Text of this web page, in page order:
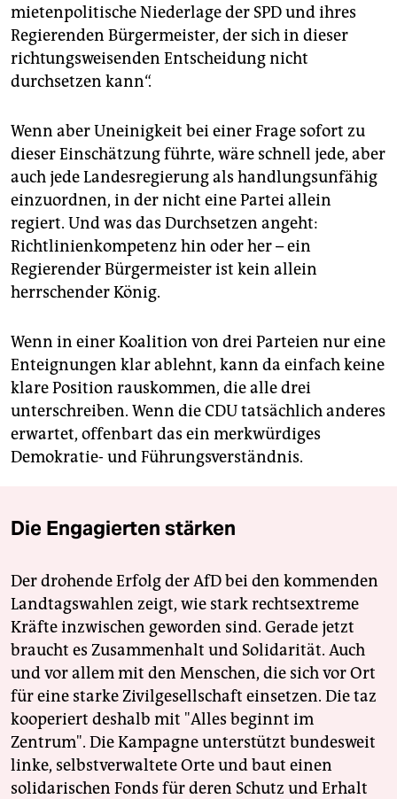
mietenpolitische Niederlage der SPD und ihres
Regierenden Bürgermeister, der sich in dieser
richtungsweisenden Entscheidung nicht
durchsetzen kann“.
Wenn aber Uneinigkeit bei einer Frage sofort zu
dieser Einschätzung führte, wäre schnell jede, aber
auch jede Landesregierung als handlungsunfähig
einzuordnen, in der nicht eine Partei allein
regiert. Und was das Durchsetzen angeht:
Richtlinienkompetenz hin oder her – ein
Regierender Bürgermeister ist kein allein
herrschender König.
Wenn in einer Koalition von drei Parteien nur eine
Enteignungen klar ablehnt, kann da einfach keine
klare Position rauskommen, die alle drei
unterschreiben. Wenn die CDU tatsächlich anderes
erwartet, offenbart das ein merkwürdiges
Demokratie- und Führungsverständnis.
Die Engagierten stärken
Der drohende Erfolg der AfD bei den kommenden
Landtagswahlen zeigt, wie stark rechtsextreme
Kräfte inzwischen geworden sind. Gerade jetzt
braucht es Zusammenhalt und Solidarität. Auch
und vor allem mit den Menschen, die sich vor Ort
für eine starke Zivilgesellschaft einsetzen. Die taz
kooperiert deshalb mit "Alles beginnt im
Zentrum". Die Kampagne unterstützt bundesweit
linke, selbstverwaltete Orte und baut einen
solidarischen Fonds für deren Schutz und Erhalt